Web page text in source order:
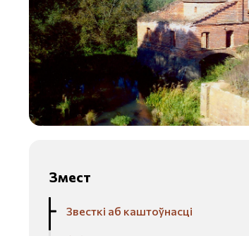
Змест
Звесткі аб каштоўнасці